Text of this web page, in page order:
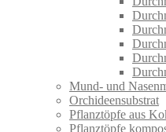
Mund- und
Orchideensubstrat
Pflanztöpfe aus
Pflanztöpfe